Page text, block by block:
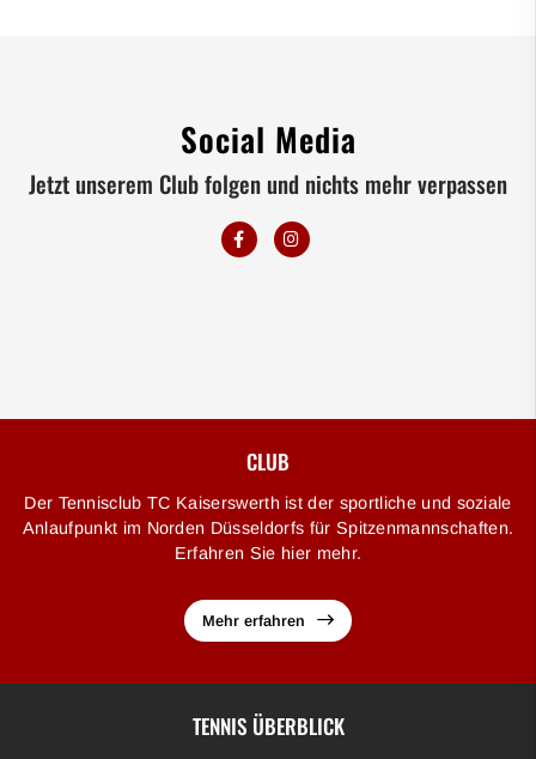
Social Media
Jetzt unserem Club folgen und nichts mehr verpassen
CLUB
Der Tennisclub TC Kaiserswerth ist der sportliche und soziale
Anlaufpunkt im Norden Düsseldorfs für Spitzenmannschaften.
Erfahren Sie hier mehr.
Mehr erfahren
TENNIS ÜBERBLICK